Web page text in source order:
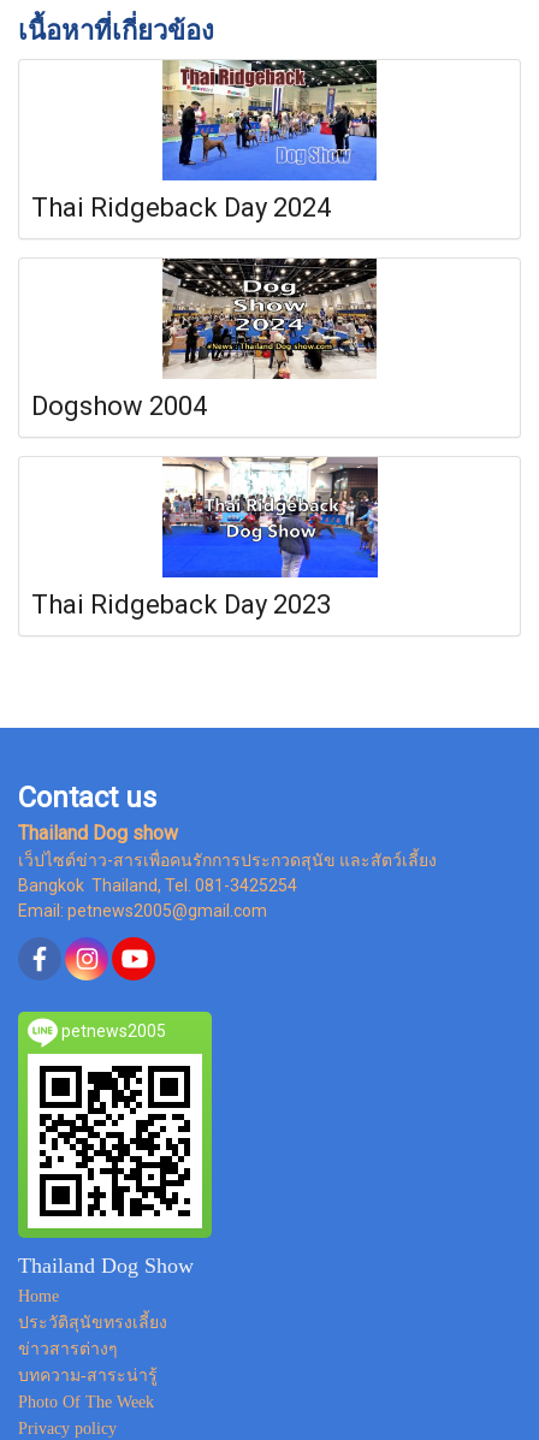
เนื้อหาที่เกี่ยวข้อง
Thai Ridgeback Day 2024
Dogshow 2004
Thai Ridgeback Day 2023
Contact us
Thailand Dog show
เว็ปไซต์ข่าว-สารเพื่อคนรักการประกวดสุนัข และสัตว์เลี้ยง
Bangkok Thailand, Tel. 081-3425254
Email: petnews2005@gmail.com
petnews2005
Thailand Dog Show
Home
ประวัติสุนัขทรงเลี้ยง
ข่าวสารต่างๆ
บทความ-สาระน่ารู้
Photo Of The Week
Privacy policy